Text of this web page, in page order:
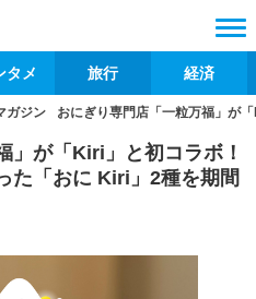
タメ 旅行 経済
ガジン おにぎり専門店「一粒万福」が
」が「Kiri」と初コラボ！
た「おに Kiri」2種を期間